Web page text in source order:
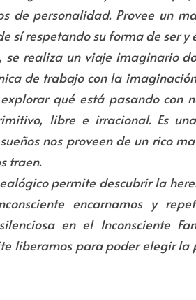
de personalidad. Provee un
sí respetando su forma de ser y
realiza un viaje imaginario
de trabajo con la
qué está pasando con
libre e irracional. Es
nos proveen de un rico
traen.
permite descubrir la
encarnamos y
en el Inconsciente
liberarnos para poder elegir